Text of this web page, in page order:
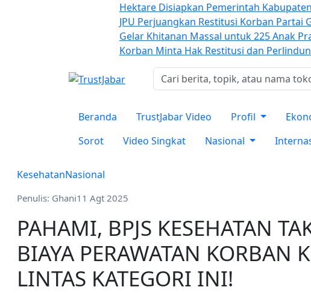
Hektare Disiapkan Pemerintah
JPU Perjuangkan Restitusi Korban Partai
Gelar Khitanan Massal untuk 225 Anak
Korban Minta Hak Restitusi dan
Beranda TrustJabar Video Profil
Sorot
Video Singkat Nasional
KesehatanNasional
Penulis: Ghani11 Agt 2025
PAHAMI, BPJS KESEHATAN
BIAYA PERAWATAN KORBAN
LINTAS KATEGORI INI!